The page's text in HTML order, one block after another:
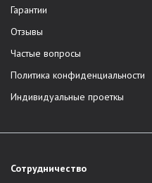
Гарантии
Отзывы
Частые вопросы
Политика конфиденциальности
Индивидуальные проеткы
Сотрудничество